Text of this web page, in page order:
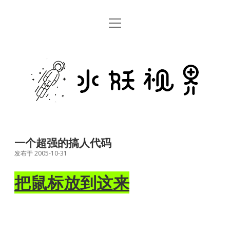
首页
关于
open
妖
视
一个超强的搞人代码
发布于 2005-10-31
把鼠标放到这来